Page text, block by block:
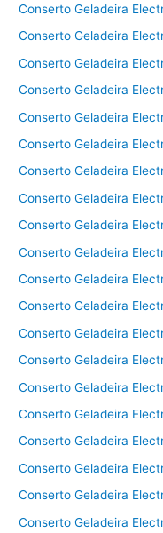
Conserto Geladeira
Conserto Geladeira
Conserto Geladeira
Conserto Geladeira
Conserto Geladeira
Conserto Geladeira
Conserto Geladeira
Conserto Geladeira
Conserto Geladeira
Conserto Geladeira
Conserto Geladeira
Conserto Geladeira
Conserto Geladeira
Conserto Geladeira
Conserto Geladeira
Conserto Geladeira
Conserto Geladeira
Conserto Geladeira
Conserto Geladeira
Conserto Geladeira